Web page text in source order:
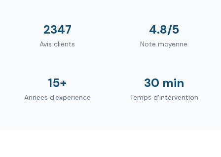
2347
Avis clients
4.8/5
Note moyenne
15+
Annees d'experience
30 min
Temps d'intervention